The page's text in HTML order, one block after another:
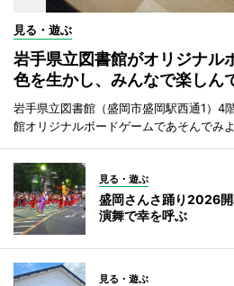
見る・遊ぶ
岩手県立図書館がオリジナ
色を生かし、みんなで楽しん
岩手県立図書館（盛岡市盛岡駅西通1）4
館オリジナルボードゲームであそんでみ
見る・遊ぶ
盛岡さんさ踊り2026
演舞で幸を呼ぶ
見る・遊ぶ